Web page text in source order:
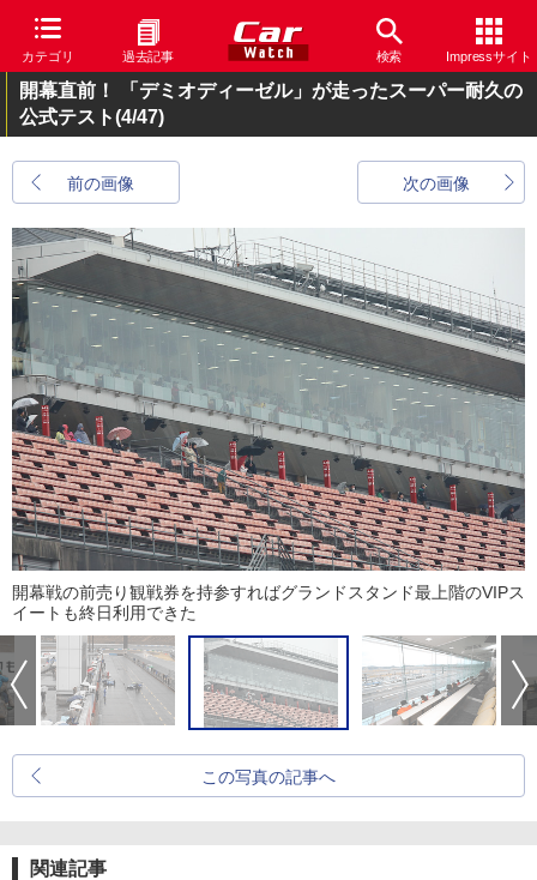
カテゴリ 過去記事 検索 Impressサイト
開幕直前！ 「デミオディーゼル」が走ったスーパー耐久の
公式テスト(4/47)
前の画像 次の画像
開幕戦の前売り観戦券を持参すればグランドスタンド最上階のVIPス
イートも終日利用できた
この写真の記事へ
関連記事